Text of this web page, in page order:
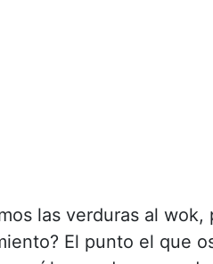
las verduras al
El punto el que